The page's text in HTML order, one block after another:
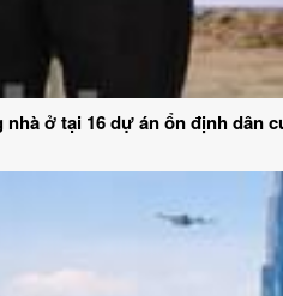
ở tại 16 dự án ổn định dân